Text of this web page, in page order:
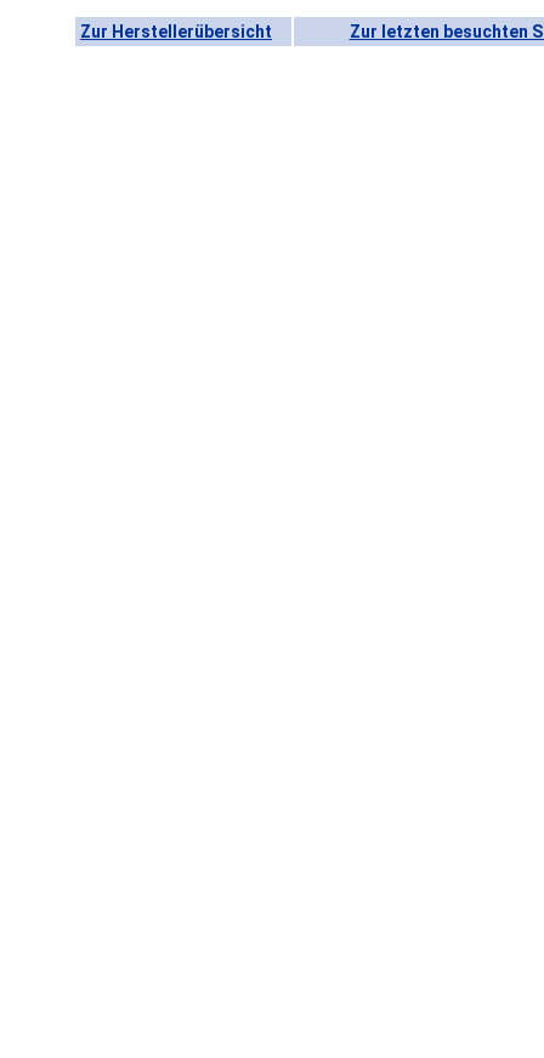
Zur Herstellerübersicht Zur letzten besuchten